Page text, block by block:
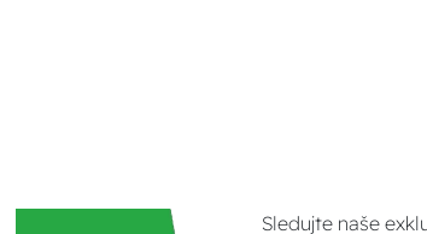
Sledujte naše